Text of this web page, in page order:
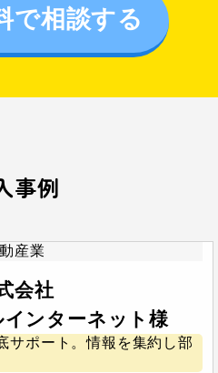
で相談する
事例
産業
会社
ンターネット様
サポート。情報を集約し部